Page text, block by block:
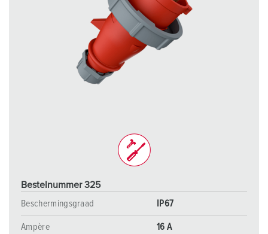
Bestelnummer 325
Beschermingsgraad
IP67
Ampère 16 A